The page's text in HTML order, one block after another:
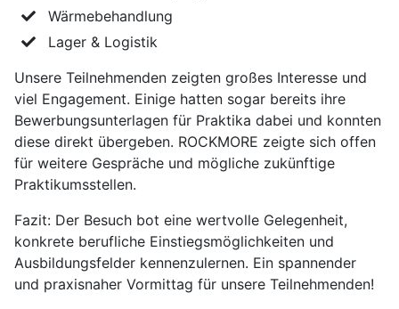
Wärmebehandlung
Lager & Logistik
Unsere Teilnehmenden zeigten großes Interesse und
viel Engagement. Einige hatten sogar bereits ihre
Bewerbungsunterlagen für Praktika dabei und konnten
diese direkt übergeben. ROCKMORE zeigte sich offen
für weitere Gespräche und mögliche zukünftige
Praktikumsstellen.
Fazit: Der Besuch bot eine wertvolle Gelegenheit,
konkrete berufliche Einstiegsmöglichkeiten und
Ausbildungsfelder kennenzulernen. Ein spannender
und praxisnaher Vormittag für unsere Teilnehmenden!